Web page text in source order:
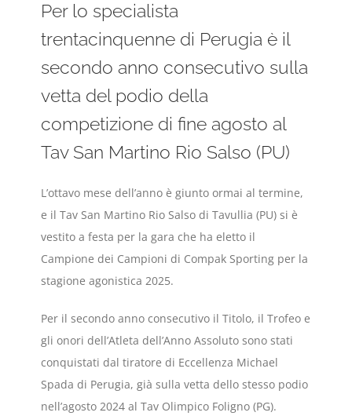
Per lo specialista
trentacinquenne di Perugia è il
secondo anno consecutivo sulla
vetta del podio della
competizione di fine agosto al
Tav San Martino Rio Salso (PU)
L’ottavo mese dell’anno è giunto ormai al termine,
e il Tav San Martino Rio Salso di Tavullia (PU) si è
vestito a festa per la gara che ha eletto il
Campione dei Campioni di Compak Sporting per la
stagione agonistica 2025.
Per il secondo anno consecutivo il Titolo, il Trofeo e
gli onori dell’Atleta dell’Anno Assoluto sono stati
conquistati dal tiratore di Eccellenza Michael
Spada di Perugia, già sulla vetta dello stesso podio
nell’agosto 2024 al Tav Olimpico Foligno (PG).